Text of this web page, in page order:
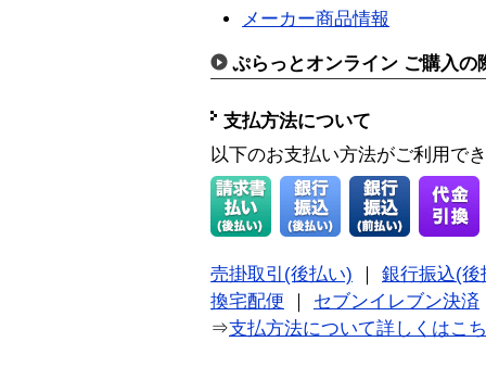
メーカー商品情報
ぷらっとオンライン ご購入の
支払方法について
以下のお支払い方法がご利用で
売掛取引(後払い)
銀行振込(後
換宅配便
セブンイレブン決済
⇒支払方法について詳しくはこ